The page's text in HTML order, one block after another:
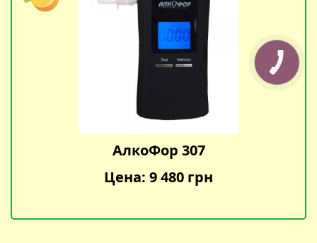
АлкоФор 307
Цена: 9 480 грн